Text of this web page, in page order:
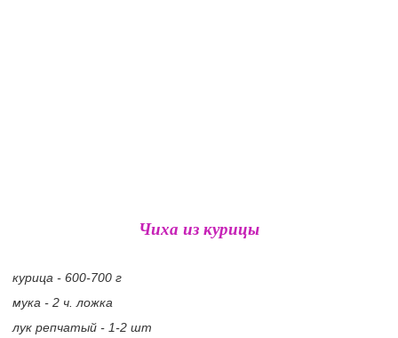
Чиха из курицы
курица - 600-700 г
мука - 2 ч. ложка
лук репчатый - 1-2 шт